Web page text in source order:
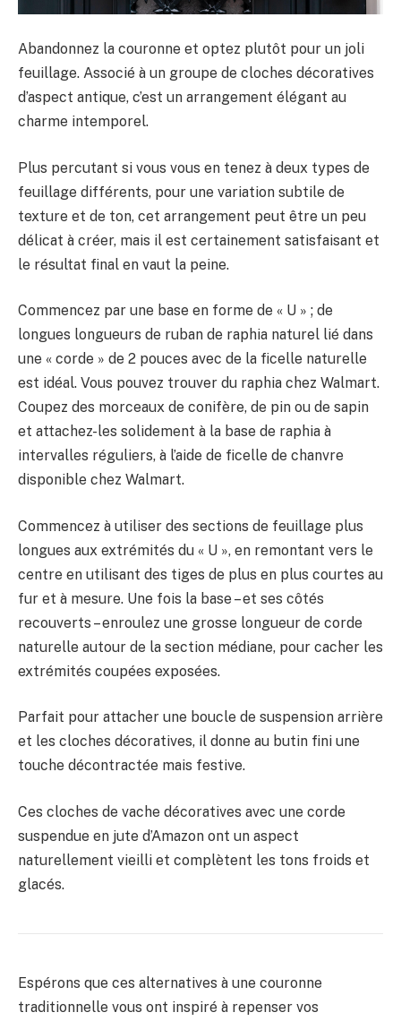
Abandonnez la couronne et optez plutôt pour un joli
feuillage. Associé à un groupe de cloches décoratives
d’aspect antique, c’est un arrangement élégant au
charme intemporel.
Plus percutant si vous vous en tenez à deux types de
feuillage différents, pour une variation subtile de
texture et de ton, cet arrangement peut être un peu
délicat à créer, mais il est certainement satisfaisant et
le résultat final en vaut la peine.
Commencez par une base en forme de « U » ; de
longues longueurs de ruban de raphia naturel lié dans
une « corde » de 2 pouces avec de la ficelle naturelle
est idéal. Vous pouvez trouver du raphia chez Walmart.
Coupez des morceaux de conifère, de pin ou de sapin
et attachez-les solidement à la base de raphia à
intervalles réguliers, à l’aide de ficelle de chanvre
disponible chez Walmart.
Commencez à utiliser des sections de feuillage plus
longues aux extrémités du « U », en remontant vers le
centre en utilisant des tiges de plus en plus courtes au
fur et à mesure. Une fois la base – et ses côtés
recouverts – enroulez une grosse longueur de corde
naturelle autour de la section médiane, pour cacher les
extrémités coupées exposées.
Parfait pour attacher une boucle de suspension arrière
et les cloches décoratives, il donne au butin fini une
touche décontractée mais festive.
Ces cloches de vache décoratives avec une corde
suspendue en jute d’Amazon ont un aspect
naturellement vieilli et complètent les tons froids et
glacés.
Espérons que ces alternatives à une couronne
traditionnelle vous ont inspiré à repenser vos